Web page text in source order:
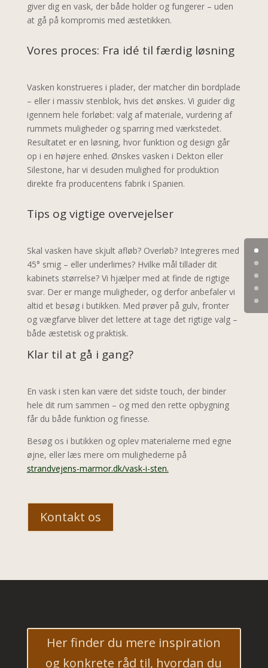
giver dig en vask, der både holder og fungerer – uden
at gå på kompromis med æstetikken.
Vores proces: Fra idé til færdig løsning
Vasken konstrueres i plader, der matcher din bordplade
– eller i massiv stenblok, hvis det ønskes. Vi guider dig
igennem hele forløbet: valg af materiale, vurdering af
rummets muligheder og sparring med værkstedet.
Resultatet er en løsning, hvor funktion og design går
op i en højere enhed. Ønskes vasken i Dekton eller
Silestone, har vi desuden mulighed for produktion
direkte fra producentens fabrik i Spanien.
Tips og vigtige overvejelser
Skal vasken have skjult afløb? Overløb? Integreres med
45° smig – eller underlimes? Hvilke mål tillader dit
kabinets størrelse? Vi hjælper med at finde de rigtige
svar. Der er mange muligheder, og derfor anbefaler vi
altid et besøg i butikken. Med prøver på gulv, fronter
og vægfarve bliver det lettere at tage det rigtige valg –
både æstetisk og praktisk.
Klar til at gå i gang?
En vask i sten kan være det sidste touch, der binder
hele dit rum sammen – og med den rette opbygning
får du både funktion og finesse.
Besøg os i butikken og oplev materialerne med egne
øjne, eller læs mere om mulighederne på
strandvejens-marmor.dk/vask-i-sten.
Kontakt os
Her finder du mere inspiration
og konkrete råd til, hvordan du